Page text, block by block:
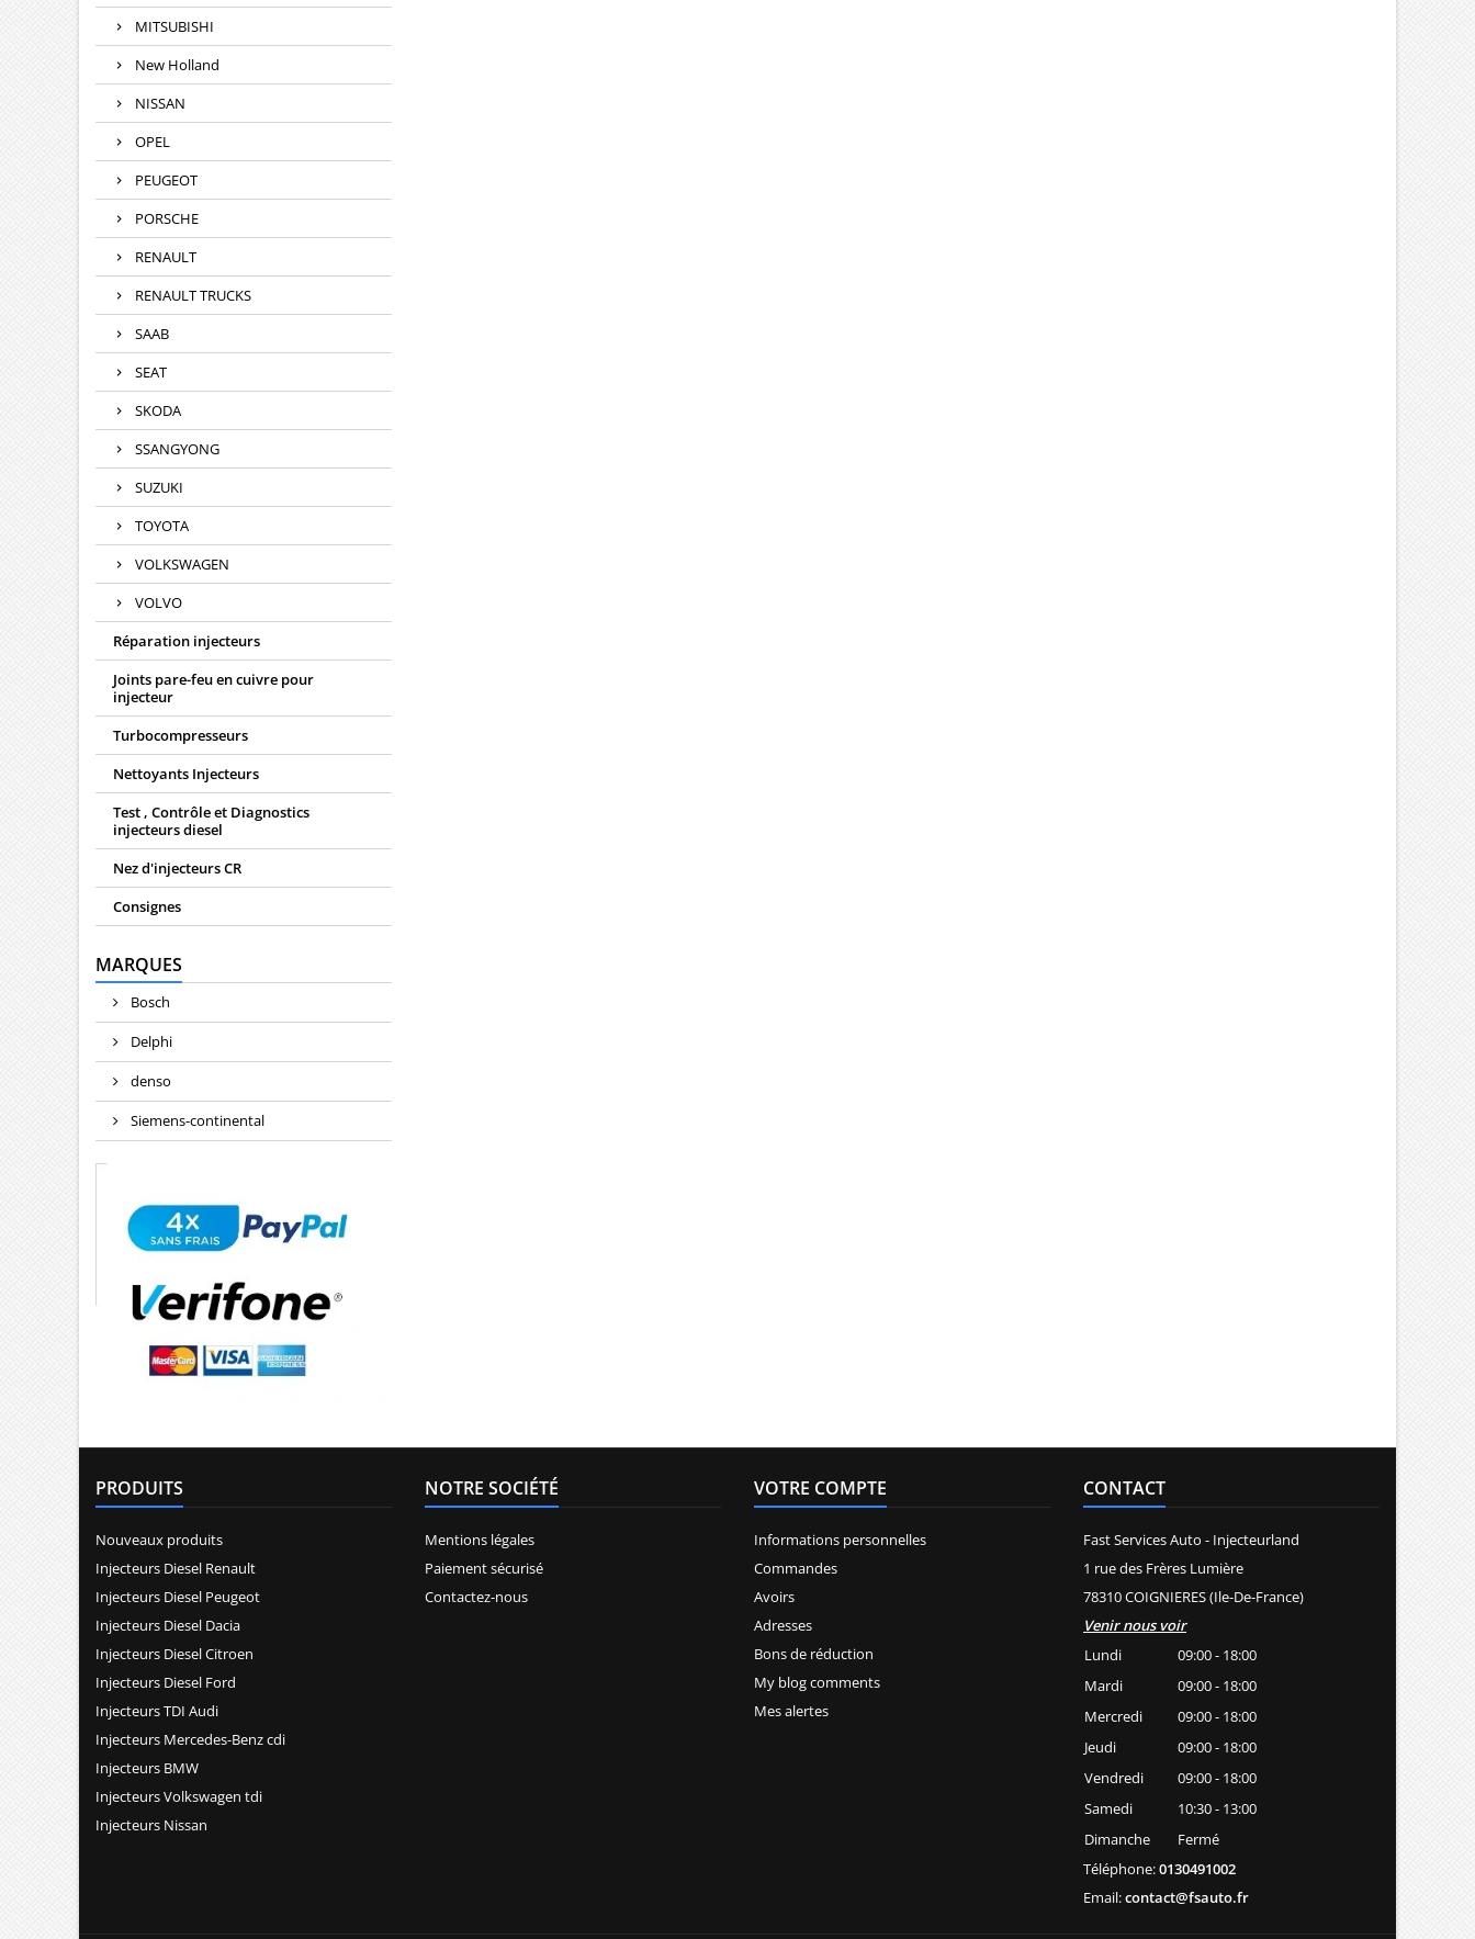
MITSUBISHI
New Holland
NISSAN
OPEL
PEUGEOT
PORSCHE
RENAULT
RENAULT TRUCKS
SAAB
SEAT
SKODA
SSANGYONG
SUZUKI
TOYOTA
VOLKSWAGEN
VOLVO
Réparation injecteurs
Joints pare-feu en cuivre pour
injecteur
Turbocompresseurs
Nettoyants Injecteurs
Test , Contrôle et Diagnostics
injecteurs diesel
Nez d'injecteurs CR
Consignes
MARQUES
Bosch
Delphi
denso
Siemens-continental
PRODUITS
Nouveaux produits
Injecteurs Diesel Renault
Injecteurs Diesel Peugeot
Injecteurs Diesel Dacia
Injecteurs Diesel Citroen
Injecteurs Diesel Ford
Injecteurs TDI Audi
Injecteurs Mercedes-Benz cdi
Injecteurs BMW
Injecteurs Volkswagen tdi
Injecteurs Nissan
NOTRE SOCIÉTÉ
Mentions légales
Paiement sécurisé
Contactez-nous
VOTRE COMPTE
Informations personnelles
Commandes
Avoirs
Adresses
Bons de réduction
My blog comments
Mes alertes
CONTACT
Fast Services Auto - Injecteurland
1 rue des Frères Lumière
78310 COIGNIERES (Ile-De-France)
Venir nous voir
Lundi
09:00 - 18:00
Mardi
09:00 - 18:00
Mercredi
09:00 - 18:00
Jeudi
09:00 - 18:00
Vendredi
09:00 - 18:00
Samedi
10:30 - 13:00
Dimanche
Fermé
Téléphone:0130491002
Email:contact@fsauto.fr